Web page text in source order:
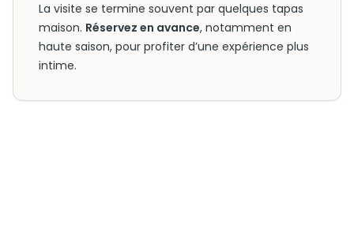
La visite se termine souvent par quelques tapas
maison. Réservez en avance, notamment en
haute saison, pour profiter d’une expérience plus
intime.